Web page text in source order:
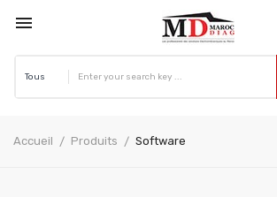

Accueil Produits Software